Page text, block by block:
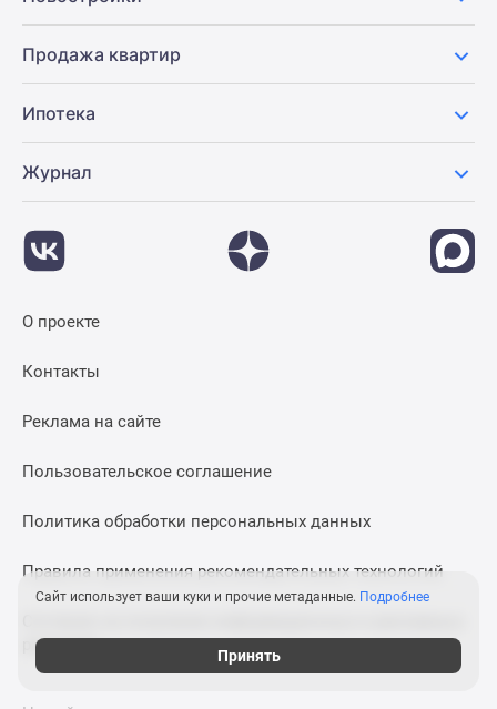
Продажа квартир
Ипотека
Журнал
О проекте
Контакты
Реклама на сайте
Пользовательское соглашение
Политика обработки персональных данных
Правила применения рекомендательных технологий
рассылок
Сайт использует ваши куки и прочие метаданные. Подробнее
Принять